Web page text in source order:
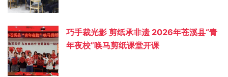
巧手裁光影 剪纸承非遗 2026年苍溪县“青
年夜校”唤马剪纸课堂开课